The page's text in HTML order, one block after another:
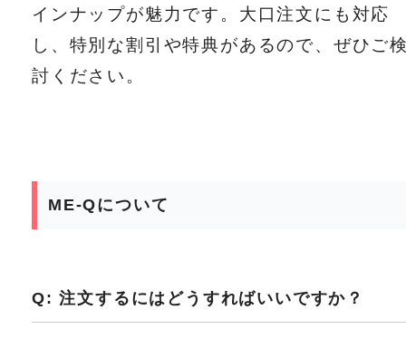
インナップが魅力です。大口注文にも対応
し、特別な割引や特典があるので、ぜひご
討ください。
ME-Qについて
Q: 注文するにはどうすればいいですか？